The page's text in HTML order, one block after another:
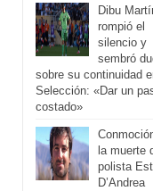
Dibu
rompió el
silencio y
sembró
sobre su continuidad
Selección: «Dar un
costado»
la muerte
polista
D’Andrea